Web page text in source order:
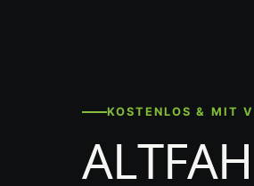
KOSTENLOS & MIT